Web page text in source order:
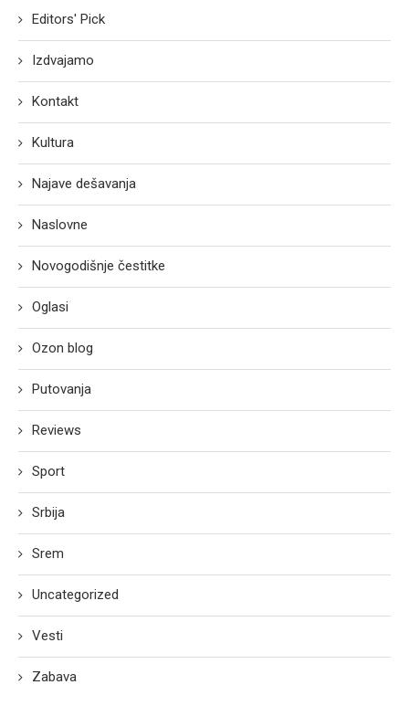
Editors' Pick
Izdvajamo
Kontakt
Kultura
Najave dešavanja
Naslovne
Novogodišnje čestitke
Oglasi
Ozon blog
Putovanja
Reviews
Sport
Srbija
Srem
Uncategorized
Vesti
Zabava